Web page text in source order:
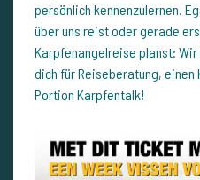
persönlich kennenzulernen.
über uns reist oder gerade
Karpfenangelreise planst:
dich für Reiseberatung,
Portion Karpfentalk!